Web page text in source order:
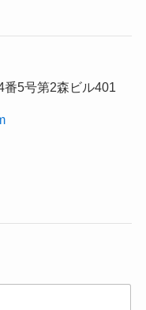
5号第2森ビル401